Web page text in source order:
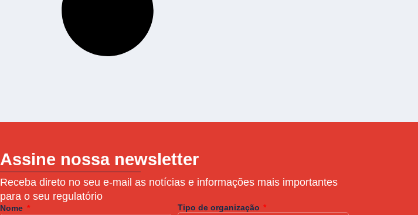
Assine nossa newsletter
Receba direto no seu e-mail as notícias e informações mais importantes
para o seu regulatório
Nome Tipo de organização